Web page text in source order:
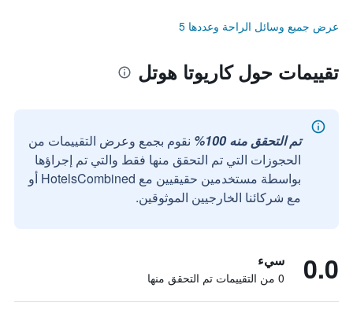
عرض جميع وسائل الراحة وعددها 5
تقييمات حول كاريوتا هوتل
تم التحقق منه 100%
نقوم بجمع وعرض التقييمات من
الحجوزات التي تم التحقق منها فقط والتي تم إجراؤها
بواسطة مستخدمين حقيقيين مع HotelsCombined أو
مع شركائنا الخارجيين الموثوقين.
0.0 سيء
0 من التقييمات تم التحقق منها